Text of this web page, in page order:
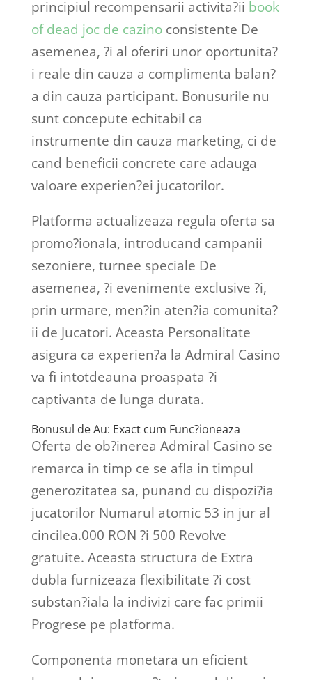
principiul recompensarii activita?ii book
of dead joc de cazinoconsistente De
asemenea, ?i al oferiri unor oportunita?
i reale din cauza a complimenta balan?
a din cauza participant. Bonusurile nu
sunt concepute echitabil ca
instrumente din cauza marketing, ci de
cand beneficii concrete care adauga
valoare experien?ei jucatorilor.
Platforma actualizeaza regula oferta sa
promo?ionala, introducand campanii
sezoniere, turnee speciale De
asemenea, ?i evenimente exclusive ?i,
prin urmare, men?in aten?ia comunita?
ii de Jucatori. Aceasta Personalitate
asigura ca experien?a la Admiral Casino
va fi intotdeauna proaspata ?i
captivanta de lunga durata.
Bonusul de Au: Exact cum Func?ioneaza
Oferta de ob?inerea Admiral Casino se
remarca in timp ce se afla in timpul
generozitatea sa, punand cu dispozi?ia
jucatorilor Numarul atomic 53 in jur al
cincilea.000 RON ?i 500 Revolve
gratuite. Aceasta structura de Extra
dubla furnizeaza flexibilitate ?i cost
substan?iala la indivizi care fac primii
Progrese pe platforma.
Componenta monetara un eficient